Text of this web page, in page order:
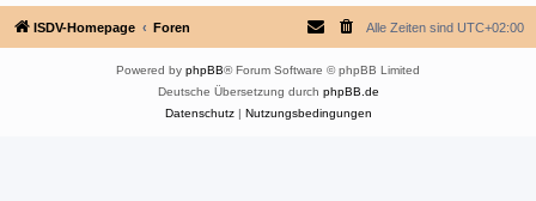
ISDV-Homepage Foren Alle Zeiten sind UTC+02:00
Powered by phpBB® Forum Software © phpBB Limited
Deutsche Übersetzung durch phpBB.de
Datenschutz| Nutzungsbedingungen